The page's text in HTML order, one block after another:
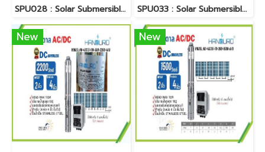
SPU028 : Solar Submersible Pump "HANDURO" รุ่น HD-4/6SSC30-31-110-1500 SPU033 : Solar Submersible Pump "HANDURO" รุ่น HD-4/6SSC36-220-2200-A/D
New New